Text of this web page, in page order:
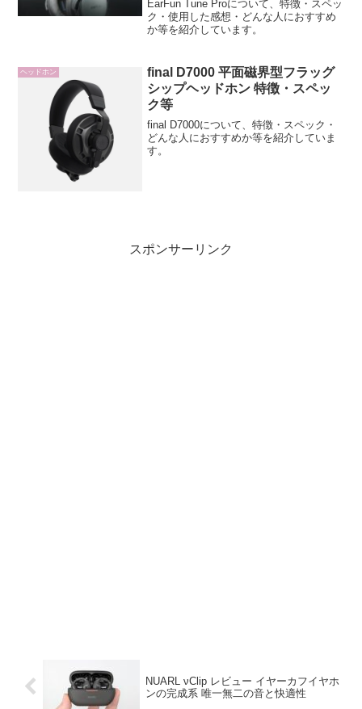
EarFun Tune Proについて、特徴・スペッ
ク・使用した感想・どんな人におすすめ
か等を紹介しています。
ヘッドホン
final D7000 平面磁界型フラッグ
シップヘッドホン 特徴・スペッ
ク等
final D7000について、特徴・スペック・
どんな人におすすめか等を紹介していま
す。
スポンサーリンク
NUARL νClip レビュー イヤーカフイヤホ
ンの完成系 唯一無二の音と快適性